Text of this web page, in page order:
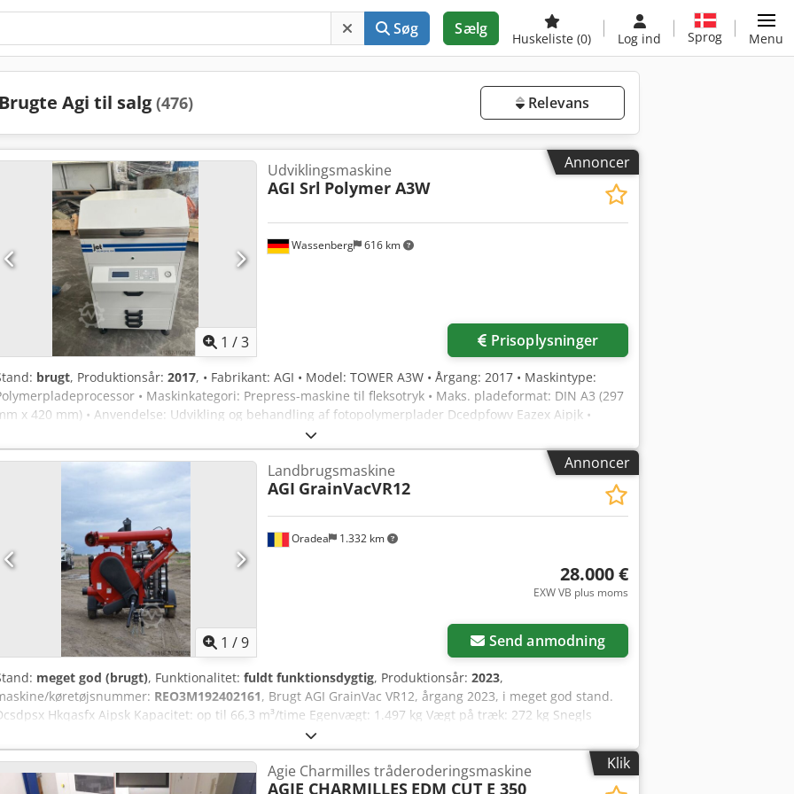
Søg Sælg
Huskeliste (0) Log ind Sprog Menu
Brugte Agi til salg (476) Relevans
Annoncer
1 /3
Wassenberg 616 km
Udviklingsmaskine
AGI Srl Polymer A3W
Prisoplysninger
brugt, Produktionsår: 2017, • Fabrikant: AGI • Model: TOWER A3W • Årgang: 2017 • Maskintype:
• Maskinkategori: Prepress-maskine til fleksotryk • Maks. pladeformat: DIN A3 (297
x 420 mm) • Anvendelse: Udvikling og behandling af fotopolymerplader Dcedpfowv Eazex Aipjk •
Anvendelsesområder: Etikettryk, emballage, fleksotryk • Kompakt konstruktion, ideel til små og
trykkerier • Stand: Meget velholdt, klar til omgående brug
Annoncer
1 /9
Oradea 1.332 km
Landbrugsmaskine
AGI GrainVacVR12
28.000 €
EXW VB plus moms
Send anmodning
meget god (brugt), Funktionalitet: fuldt funktionsdygtig, Produktionsår: 2023,
køretøjsnummer: REO3M192402161, Brugt AGI GrainVac VR12, årgang 2023, i meget god stand.
Hkqasfx Aipsk Kapacitet: op til 66,3 m³/time Egenvægt: 1.497 kg Vægt på træk: 272 kg Snegls
udkastshøjde: 4,3 m Hydraulikbehov: 2.100 PSI ved 2 GPM Traktorens effektbehov: 130 HK
2,5 m Transporthøjde (uden udstødning): 2,9 m Transportlængde: 3,4 m AGI GrainVac-
sugere sætter nye standarder for effektivitet, hastighed og holdbarhed. Med VR-teknologien opnås større
kapacitet og længere levetid, samtidig med at støj, spild og vedligeholdelsestid reduceres. AGI GrainVac
Klik
Agie Charmilles tråderoderingsmaskine
AGIE CHARMILLES EDM CUT E 350